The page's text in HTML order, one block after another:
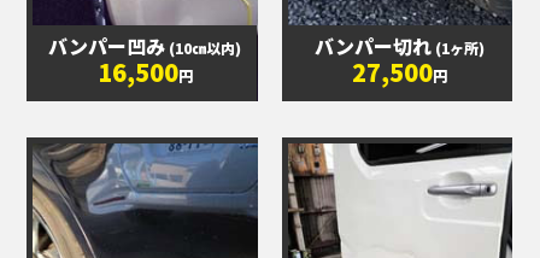
バンパー凹み (10㎝以内)
16,500円
バンパー切れ (1ヶ所)
27,500円